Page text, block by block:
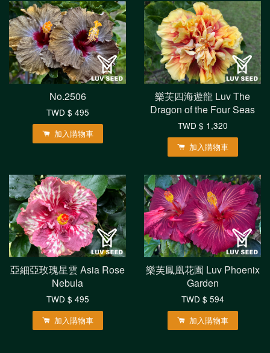
No.2506
TWD $ 495
加入購物車
樂芙四海遊龍 Luv The
Dragon of the Four Seas
TWD $ 1,320
加入購物車
亞細亞玫瑰星雲 Asia Rose
Nebula
TWD $ 495
加入購物車
樂芙鳳凰花園 Luv Phoenix
Garden
TWD $ 594
加入購物車